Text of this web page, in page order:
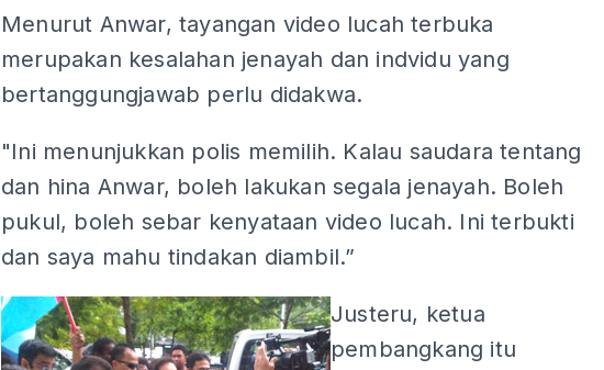
Menurut Anwar, tayangan video lucah terbuka
merupakan kesalahan jenayah dan indvidu yang
bertanggungjawab perlu didakwa.
"Ini menunjukkan polis memilih. Kalau saudara tentang
dan hina Anwar, boleh lakukan segala jenayah. Boleh
pukul, boleh sebar kenyataan video lucah. Ini terbukti
dan saya mahu tindakan diambil.”
Justeru, ketua
pembangkang itu